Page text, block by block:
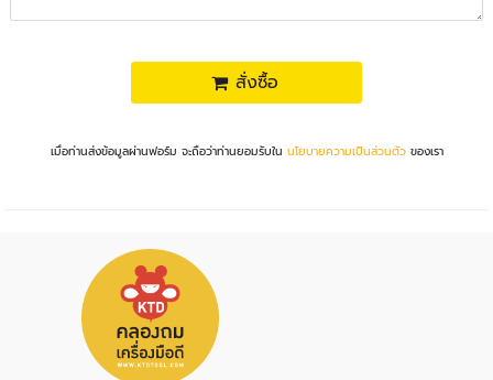
สั่งซื้อ
เมื่อท่านส่งข้อมูลผ่านฟอร์ม จะถือว่าท่านยอมรับใน นโยบายความเป็นส่วนตัวของเรา